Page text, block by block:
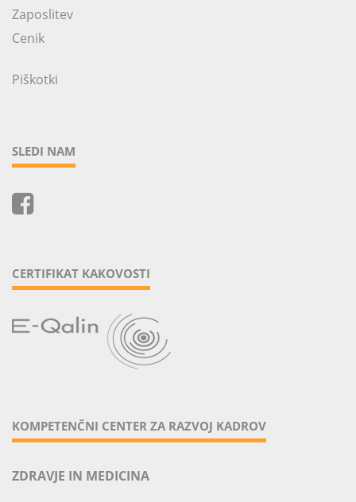
Zaposlitev
Cenik
Piškotki
SLEDI NAM
CERTIFIKAT KAKOVOSTI
KOMPETENČNI CENTER ZA RAZVOJ KADROV
ZDRAVJE IN MEDICINA